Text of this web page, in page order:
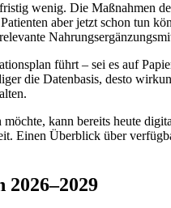
wenig. Die Maßnahmen
aber jetzt schon tun
führt – sei es auf
die Datenbasis, desto
kann bereits heute
Einen Überblick über